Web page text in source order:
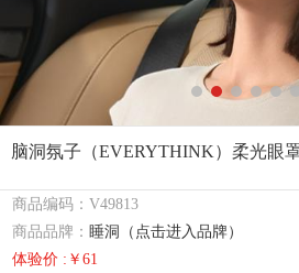
脑洞氛子（EVERYTHINK）柔光眼
商品编码：V49813
商品品牌： 睡洞（点击进入品牌）
体验价 :￥61